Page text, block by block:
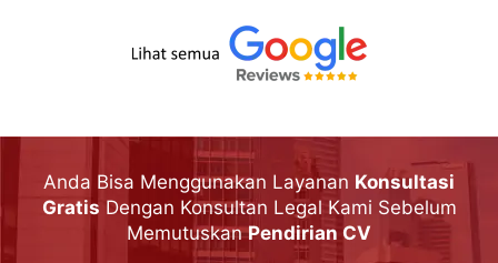
Anda Bisa Menggunakan Layanan Konsultasi
Gratis Dengan Konsultan Legal Kami Sebelum
MemutuskanPendirian CV